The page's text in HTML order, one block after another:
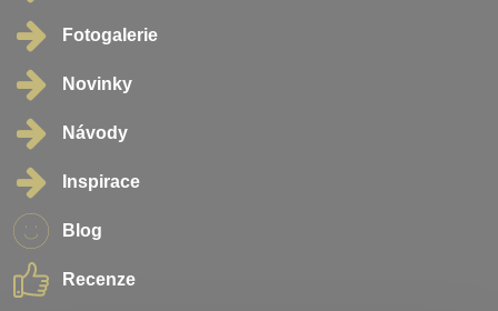
Fotogalerie
Novinky
Návody
Inspirace
Blog
Recenze